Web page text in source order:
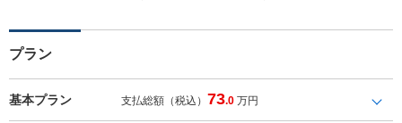
プラン
基本プラン 支払総額（税込） 73.0 万円